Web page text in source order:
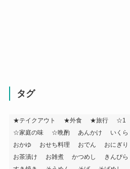
タグ
★テイクアウト ★外食 ★旅行 ☆1
☆家庭の味
☆晩酌 あんかけ いくら
おかゆ
おせち料理 おでん おにぎり
お茶漬け
お雑煮 かつめし きんぴら